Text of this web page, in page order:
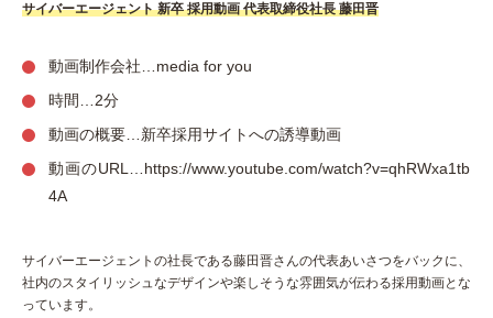
サイバーエージェント 新卒 採用動画 代表取締役社長 藤田晋
動画制作会社…media for you
時間…2分
動画の概要…新卒採用サイトへの誘導動画
動画のURL…https://www.youtube.com/watch?v=qhRWxa1tb
4A
サイバーエージェントの社長である藤田晋さんの代表あいさつをバックに、
社内のスタイリッシュなデザインや楽しそうな雰囲気が伝わる採用動画とな
っています。